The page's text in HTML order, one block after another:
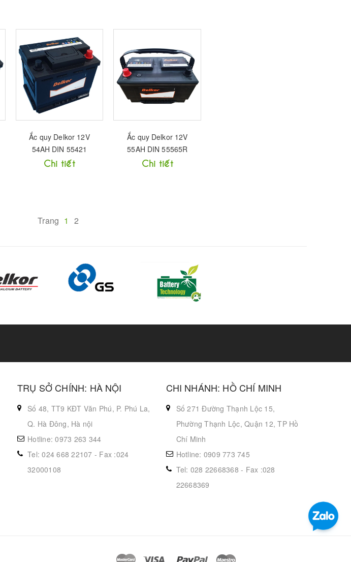
Ắc quy Delkor 12V
54AH DIN 55421
Chi tiết
Ắc quy Delkor 12V
55AH DIN 55565R
Chi tiết
Trang 1 2
TRỤ SỞ CHÍNH: HÀ NỘI
Số 48, TT9 KĐT Văn Phú, P. Phú La,
Q. Hà Đông, Hà nội
Hotline: 0973 263 344
Tel: 024 668 22107 - Fax :024
32000108
CHI NHÁNH: HỒ CHÍ MINH
Số 271 Đường Thạnh Lộc 15,
Phường Thạnh Lộc, Quận 12, TP Hồ
Chí Minh
Hotline: 0909 773 745
Tel: 028 22668368 - Fax :028
22668369